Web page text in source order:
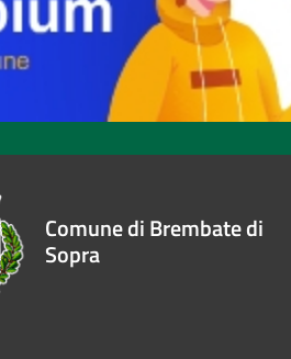
Comune di Brembate di
Sopra